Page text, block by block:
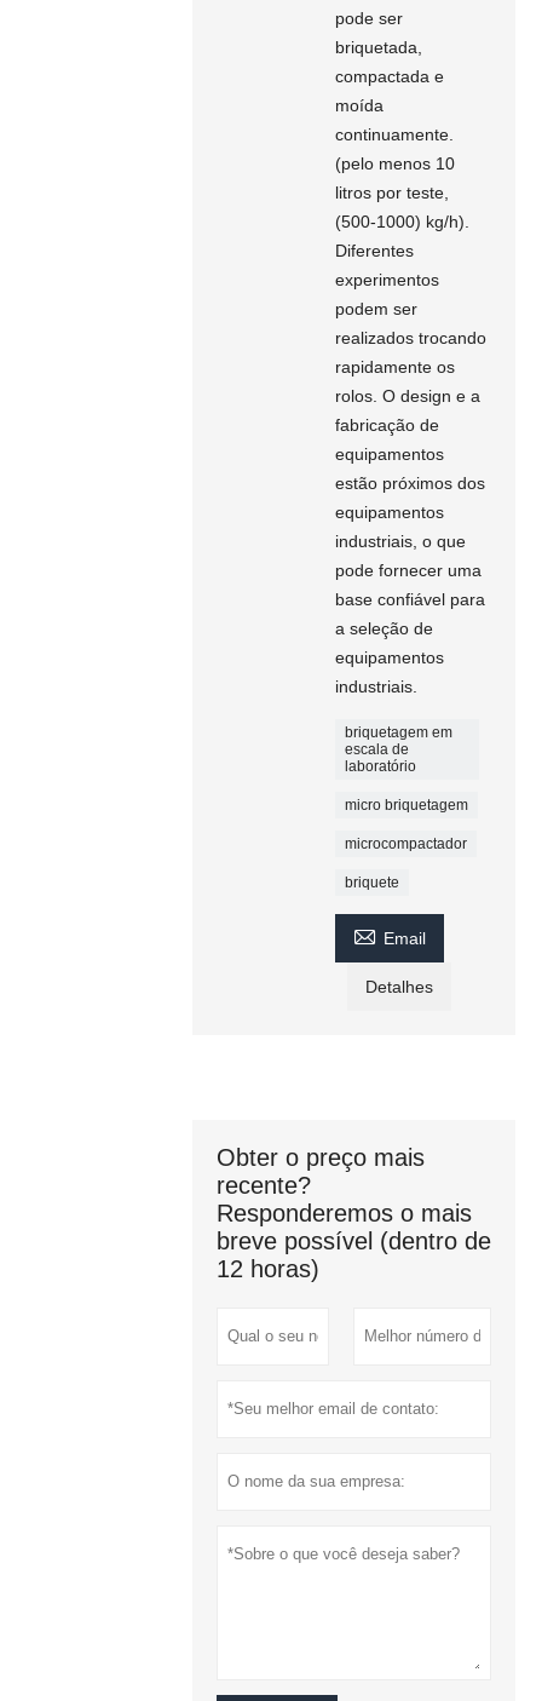
pode ser
briquetada,
compactada e
moída
continuamente.
(pelo menos 10
litros por teste,
(500-1000) kg/h).
Diferentes
experimentos
podem ser
realizados trocando
rapidamente os
rolos. O design e a
fabricação de
equipamentos
estão próximos dos
equipamentos
industriais, o que
pode fornecer uma
base confiável para
a seleção de
equipamentos
industriais.
briquetagem em
escala de
laboratório
micro briquetagem
microcompactador
briquete
 Email
Detalhes
Obter o preço mais
recente?
Responderemos o mais
breve possível (dentro de
12 horas)